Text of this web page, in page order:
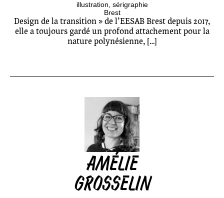
illustration sérigraphie
Brest
Design de la transition » de l’EESAB Brest depuis 2017,
elle a toujours gardé un profond attachement pour la
nature polynésienne, […]
AMÉLIE
GROSSELIN